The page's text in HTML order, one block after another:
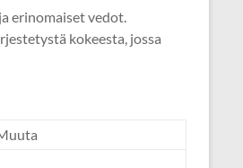
erinomaiset vedot.
kokeesta, jossa